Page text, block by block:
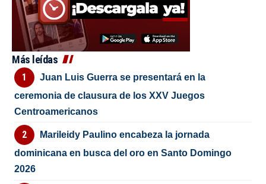
Más leídas
Juan Luis Guerra se presentará en la
ceremonia de clausura de los XXV Juegos
Centroamericanos
Marileidy Paulino encabeza la jornada
dominicana en busca del oro en Santo Domingo
2026